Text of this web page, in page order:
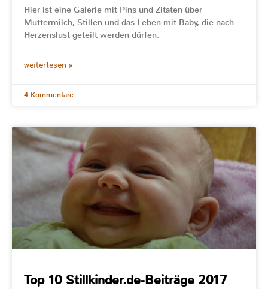
Hier ist eine Galerie mit Pins und Zitaten über
Muttermilch, Stillen und das Leben mit Baby, die nach
Herzenslust geteilt werden dürfen.
weiterlesen »
4 Kommentare
Top 10 Stillkinder.de-Beiträge 2017